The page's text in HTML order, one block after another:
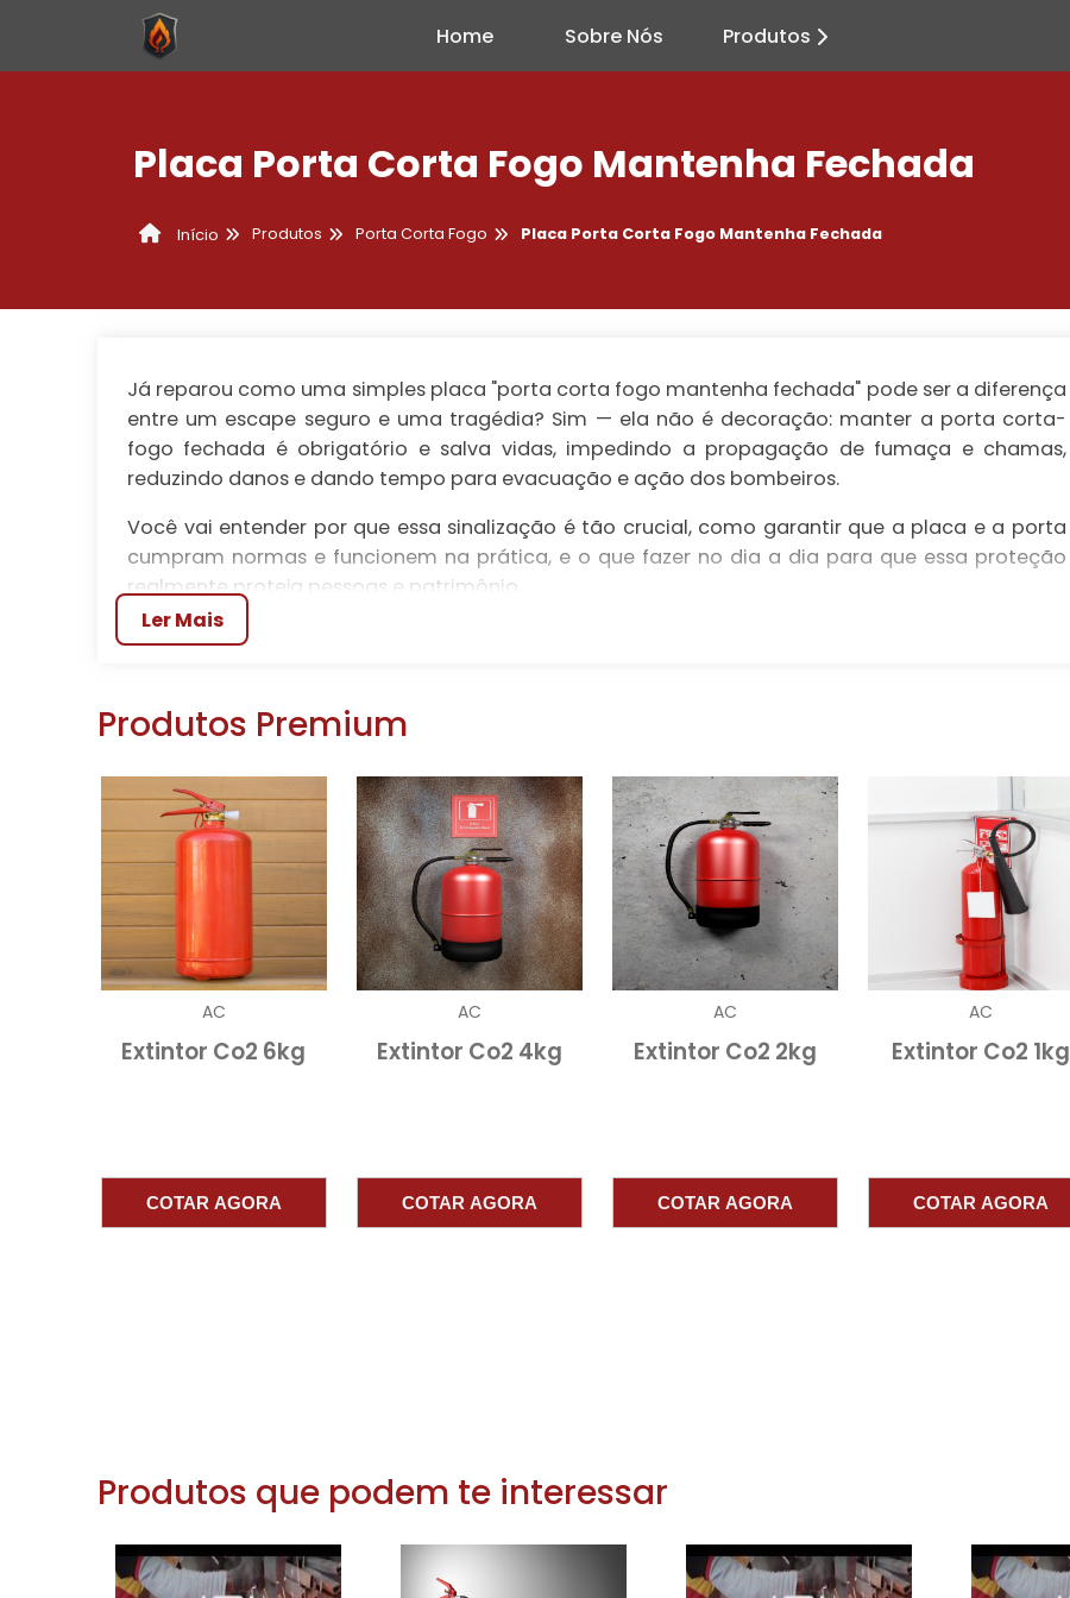
Home Sobre Nós Produtos
Placa Porta Corta Fogo Mantenha Fechada
Início Produtos Porta Corta Fogo Placa Porta Corta Fogo Mantenha Fechada
Já reparou como uma simples placa "porta corta fogo mantenha fechada" pode ser a diferença
entre um escape seguro e uma tragédia? Sim — ela não é decoração: manter a porta corta-
fogo fechada é obrigatório e salva vidas, impedindo a propagação de fumaça e chamas,
reduzindo danos e dando tempo para evacuação e ação dos bombeiros.
Você vai entender por que essa sinalização é tão crucial, como garantir que a placa e a porta
cumpram normas e funcionem na prática, e o que fazer no dia a dia para que essa proteção
realmente proteja pessoas e patrimônio.
1. SEGURANÇA E CONFORMIDADE: NORMAS, CORPO DE
Responsabilidade legal exige que a placa porta corta fogo mantenha fechada esteja conforme
empreendimento com CNPJ registrado para fiscalização.
Quem responde quando a placa é fiscalizada
A placa porta corta fogo mantenha fechada deve atender à ABNT e às exigências do bombeiros
locais: material resistente ao fogo, pictograma legível e placas fotoluminescentes quando
exigidas. O corpo técnico responsável e a central de compliance vinculada ao CNPJ respondem
por certificação e documentação, evitando auto de infração.
Em vistoria o corpo de bombeiros verifica instalação, legibilidade e se a placa porta está
associada a procedimento interno. A empresa com CNPJ e a central de manutenção devem
Ter CNPJ e documentação clara reduz risco de embargo e multas pelo corpo de bombeiros.
Exija notas fiscais, laudos e vínculo com CNPJ da central para garantir que a placa porta corta
Material: aço inox, alumínio ou PVC retardante são comuns; prefira placa com proteção UV para
áreas externas. Pictograma deve seguir padrões para ser reconhecido por equipes do corpo de
bombeiros; contraste alto garante leitura rápida. Placas fotoluminescentes armazenam luz e
Ler Mais
Produtos Premium
AC
Extintor Co2 6kg
COTAR AGORA
AC
Extintor Co2 4kg
COTAR AGORA
AC
Extintor Co2 2kg
COTAR AGORA
AC
Extintor Co2 1kg
COTAR AGORA
Produtos que podem te interessar